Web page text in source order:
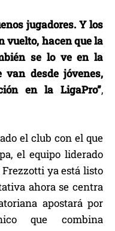
jugadores. Y los
vuelto, hacen que la
se lo ve en la
van desde jóvenes,
en la LigaPro”,
el club con el que
el equipo liderado
ya está listo
ahora se centra
apostará por
que combina